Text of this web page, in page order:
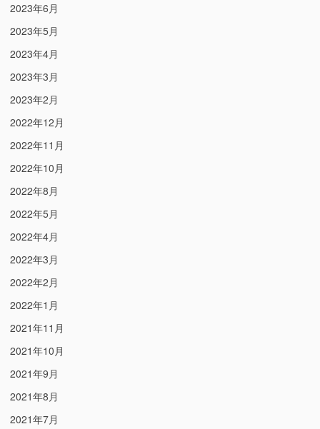
2023年6月
2023年5月
2023年4月
2023年3月
2023年2月
2022年12月
2022年11月
2022年10月
2022年8月
2022年5月
2022年4月
2022年3月
2022年2月
2022年1月
2021年11月
2021年10月
2021年9月
2021年8月
2021年7月